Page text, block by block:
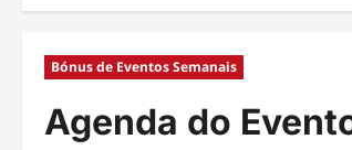
Bónus de Eventos Semanais
Agenda do